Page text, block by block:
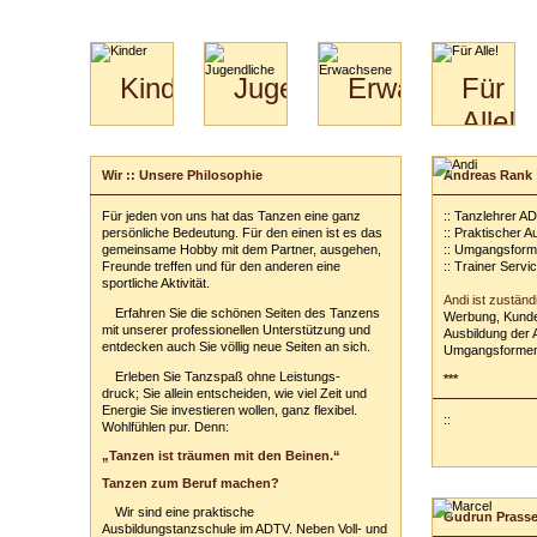
Kinder
Kids
&
Kiga-
Kids
3-
6
JugendlicheErwachsene
Specials
Paare
Hochzeitstanzkurs
Für
Alle!
Bilder
Download
Video
Partner
Catering
Wir :: Unsere Philosophie
Für jeden von uns hat das Tanzen eine ganz
persönliche Bedeutung. Für den einen ist es das
gemeinsame Hobby mit dem Partner, ausgehen,
Freunde treffen und für den anderen eine
sportliche Aktivität.
Erfahren Sie die schönen Seiten des Tanzens
mit unserer professionellen Unterstützung und
entdecken auch Sie völlig neue Seiten an sich.
Erleben Sie Tanzspaß ohne Leistungs-
druck; Sie allein entscheiden, wie viel Zeit und
Energie Sie investieren wollen, ganz flexibel.
Wohlfühlen pur. Denn:
„Tanzen ist träumen mit den Beinen.“
Tanzen zum Beruf machen?
Wir sind eine praktische
Ausbildungstanzschule im ADTV. Neben Voll- und
Andreas Rank
:: Tanzlehrer
:: Praktischer
::
:: Trainer
Andi ist
Werbung,
Ausbildung der
***
::
Gudrun Prasse